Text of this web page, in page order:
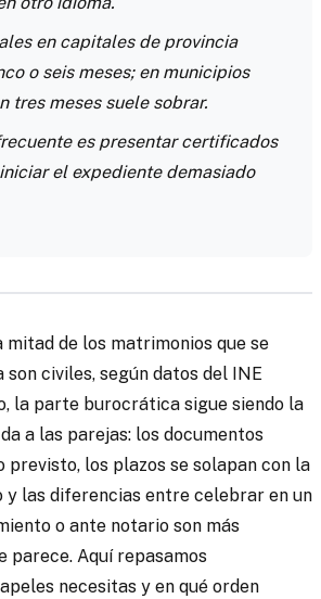
en capitales de provincia
o seis meses; en municipios
tres meses suele sobrar.
es presentar certificados
el expediente demasiado
mitad de los matrimonios que se
son civiles, según datos del INE
la parte burocrática sigue siendo la
a las parejas: los documentos
previsto, los plazos se solapan con la
y las diferencias entre celebrar en un
o ante notario son más
parece. Aquí repasamos
necesitas y en qué orden